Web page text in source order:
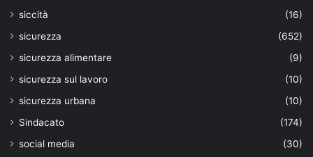
siccità
(16)
sicurezza
(652)
sicurezza alimentare
(9)
sicurezza sul lavoro
(10)
sicurezza urbana
(10)
Sindacato
(174)
social media
(30)